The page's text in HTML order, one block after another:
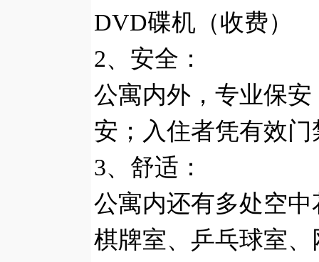
DVD碟机（收费）
2、安全：
公寓内外，专业保安
安；入住者凭有效
3、舒适：
公寓内还有多处空
棋牌室、乒乓球室